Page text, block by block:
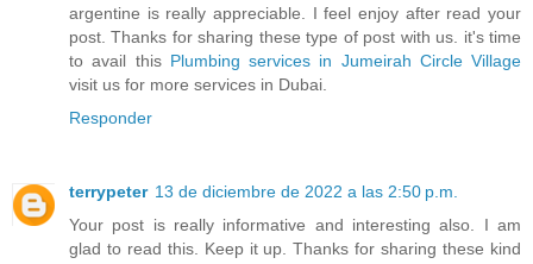
argentine is really appreciable. I feel enjoy after read your
post. Thanks for sharing these type of post with us. it's time
to avail this Plumbing services in Jumeirah Circle Village
visit us for more services in Dubai.
Responder
terrypeter 13 de diciembre de 2022 a las 2:50 p.m.
Your post is really informative and interesting also. I am
glad to read this. Keep it up. Thanks for sharing these kind